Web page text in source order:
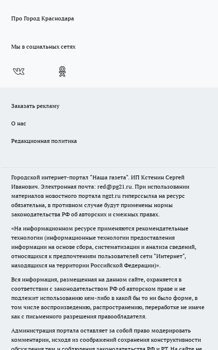
Про Город Краснодара
Мы в социальных сетях
Заказать рекламу
О нас
Редакционная политика
Городской интернет-портал "Наша газета". ИП Кстенин Сергей
Иванович. Электронная почта: red@pg21.ru. При использовании
материалов новостного портала ngzt.ru гиперссылка на ресурс
обязательна, в противном случае будут применены нормы
законодательства РФ об авторских и смежных правах.
«На информационном ресурсе применяются рекомендательные
технологии (информационные технологии предоставления
информации на основе сбора, систематизации и анализа сведений,
относящихся к предпочтениям пользователей сети "Интернет",
находящихся на территории Российской Федерации)».
Вся информация, размещенная на данном сайте, охраняется в
соответствии с законодательством РФ об авторском праве и не
подлежит использованию кем-либо в какой бы то ни было форме, в
том числе воспроизведению, распространению, переработке не иначе
как с письменного разрешения правообладателя.
Администрация портала оставляет за собой право модерировать
комментарии, исходя из соображений сохранения конструктивности